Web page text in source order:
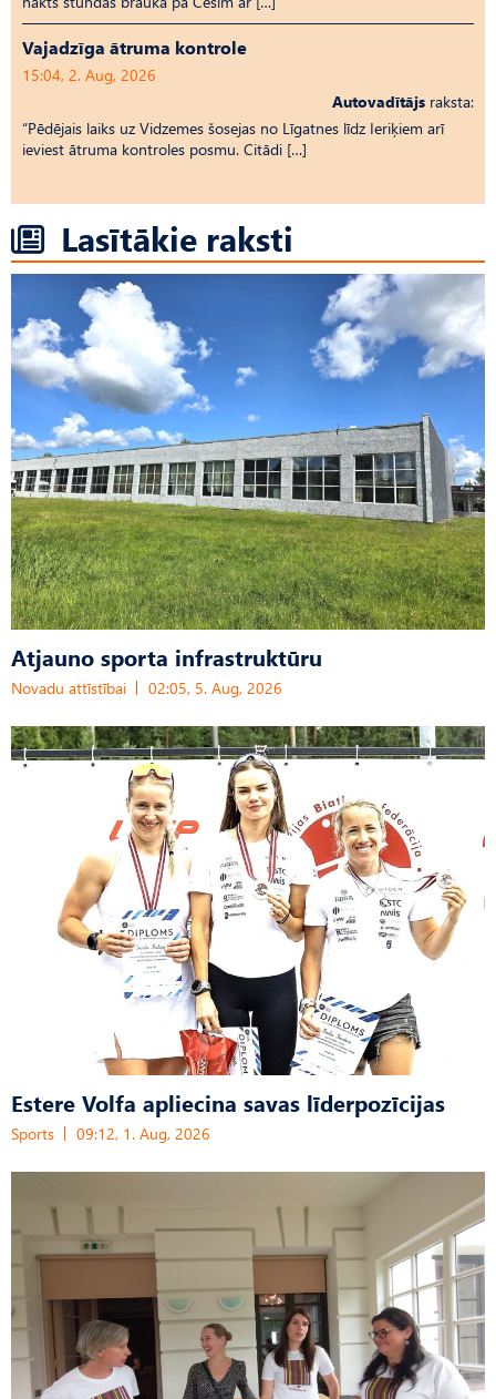
Vajadzīga ātruma kontrole
15:04, 2. Aug, 2026
Autovadītājs raksta:
“Pēdējais laiks uz Vid­ze­mes šosejas no Līgatnes līdz Ieriķiem arī
ieviest ātruma kontroles posmu. Citādi […]
Lasītākie raksti
Atjauno sporta infrastruktūru
Novadu attīstībai 02:05, 5. Aug, 2026
Estere Volfa apliecina savas līderpozīcijas
Sports 09:12, 1. Aug, 2026